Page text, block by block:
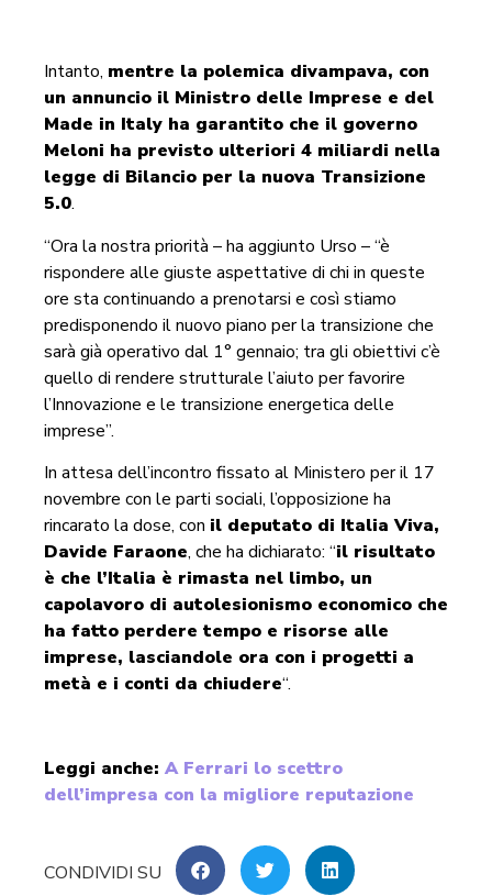
Intanto, mentre la polemica divampava, con
un annuncio il Ministro delle Imprese e del
Made in Italy ha garantito che il governo
Meloni ha previsto ulteriori 4 miliardi nella
legge di Bilancio per la nuova Transizione
5.0.
“Ora la nostra priorità – ha aggiunto Urso – “è
rispondere alle giuste aspettative di chi in queste
ore sta continuando a prenotarsi e così stiamo
predisponendo il nuovo piano per la transizione che
sarà già operativo dal 1° gennaio; tra gli obiettivi c’è
quello di rendere strutturale l’aiuto per favorire
l’Innovazione e le transizione energetica delle
imprese”.
In attesa dell’incontro fissato al Ministero per il 17
novembre con le parti sociali, l’opposizione ha
rincarato la dose, con il deputato di Italia Viva,
Davide Faraone, che ha dichiarato: “il risultato
è che l’Italia è rimasta nel limbo, un
capolavoro di autolesionismo economico che
ha fatto perdere tempo e risorse alle
imprese, lasciandole ora con i progetti a
metà e i conti da chiudere“.
Leggi anche: A Ferrari lo scettro
dell’impresa con la migliore reputazione